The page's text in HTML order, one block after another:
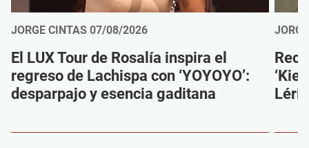
JORGE CINTAS 07/08/2026
El LUX Tour de Rosalía inspira el
regreso de Lachispa con ‘YOYOYO’:
desparpajo y esencia gaditana